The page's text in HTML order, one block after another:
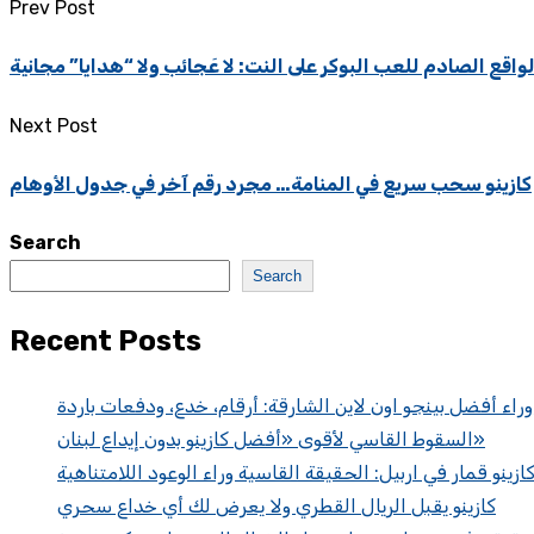
Prev Post
الواقع الصادم للعب البوكر على النت: لا عَجائب ولا “هدايا” مجانية
Next Post
كازينو سحب سريع في المنامة… مجرد رقم آخر في جدول الأوهام
Search
Search
Recent Posts
وراء أفضل بينجو اون لاين الشارقة: أرقام، خدع، ودفعات باردة
السقوط القاسي لأقوى «أفضل كازينو بدون إيداع لبنان»
كازينو قمار في اربيل: الحقيقة القاسية وراء الوعود اللامتناهية
كازينو يقبل الريال القطري ولا يعرض لك أي خداع سحري